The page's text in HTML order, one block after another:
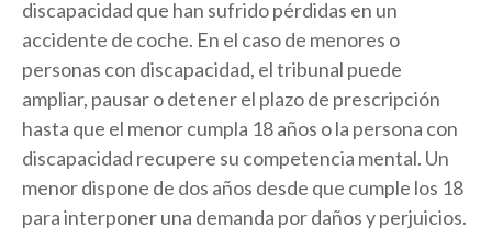
discapacidad que han sufrido pérdidas en un
accidente de coche. En el caso de menores o
personas con discapacidad, el tribunal puede
ampliar, pausar o detener el plazo de prescripción
hasta que el menor cumpla 18 años o la persona con
discapacidad recupere su competencia mental. Un
menor dispone de dos años desde que cumple los 18
para interponer una demanda por daños y perjuicios.